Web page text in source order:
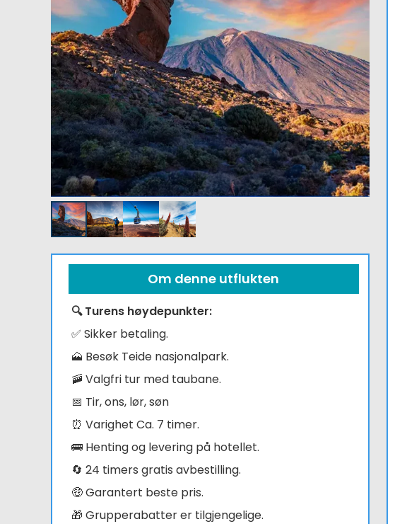
Om denne utflukten
🔍 Turens høydepunkter:
✅ Sikker betaling.
🗻 Besøk Teide nasjonalpark.
🚠 Valgfri tur med taubane.
📅 Tir, ons, lør, søn
⏰ Varighet Ca. 7 timer.
🚌 Henting og levering på hotellet.
🔄 24 timers gratis avbestilling.
🤑 Garantert beste pris.
🎁 Grupperabatter er tilgjengelige.